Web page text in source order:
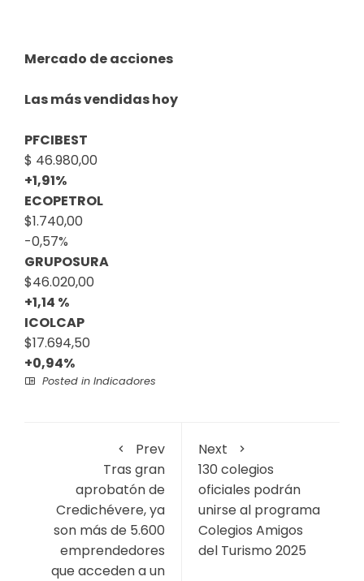
Mercado de acciones
Las más vendidas hoy
PFCIBEST
$ 46.980,00
+1,91%
ECOPETROL
$1.740,00
-0,57%
GRUPOSURA
$46.020,00
+1,14 %
ICOLCAP
$17.694,50
+0,94%
Posted in Indicadores
Prev
Tras gran
aprobatón de
Credichévere, ya
son más de 5.600
emprendedores
que acceden a un
Next
130 colegios
oficiales podrán
unirse al programa
Colegios Amigos
del Turismo 2025